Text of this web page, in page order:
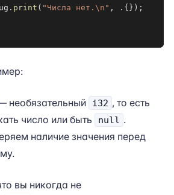
. print ( "Числа нет.\n" , . { } ) ;
необязательный i32 , то есть
число или быть
null .
наличие значения перед
вы никогда не